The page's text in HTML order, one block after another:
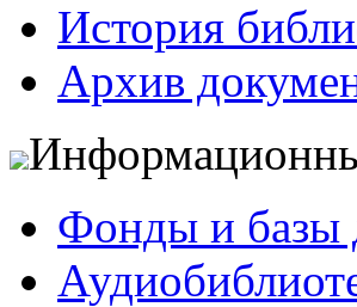
История
Архив
Фонды и базы